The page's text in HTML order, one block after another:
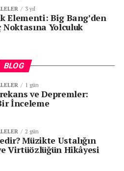
3 yıl
Elementi: Big Bang’den
Noktasına Yolculuk
BLOG
1 gün
ve Depremler:
İnceleme
2 gün
Müzikte Ustalığın
Virtüözlüğün Hikâyesi